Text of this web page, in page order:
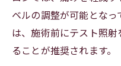
ベルの調整が可能とな
は、施術前にテスト照
ることが推奨されます。